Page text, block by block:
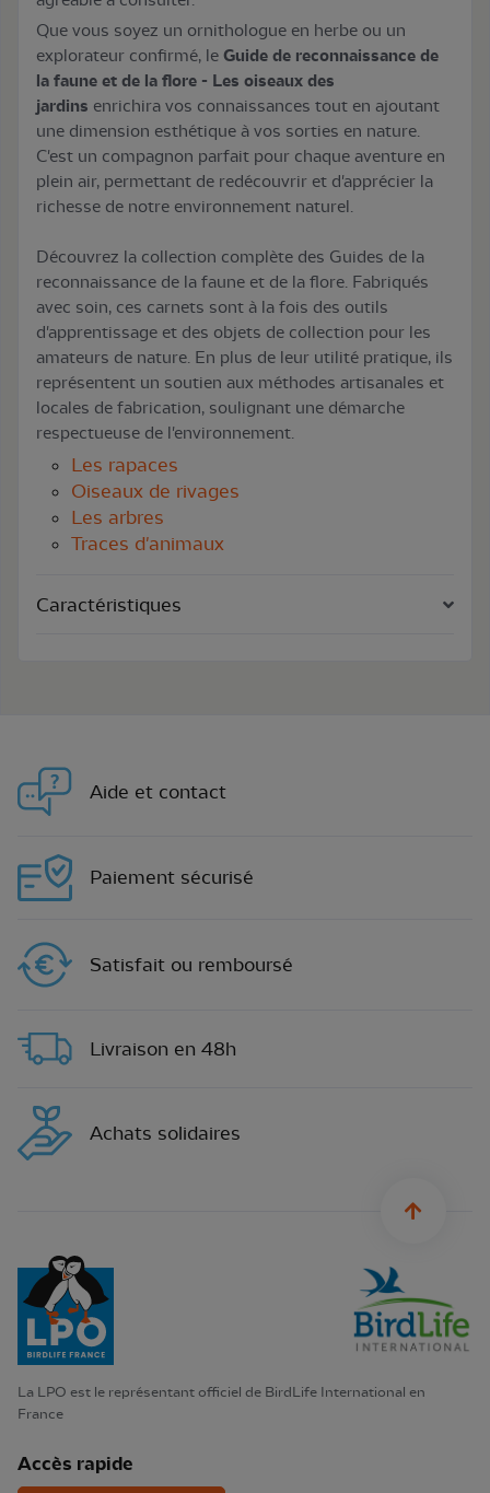
Que vous soyez un ornithologue en herbe ou un
explorateur confirmé, le Guide de reconnaissance de
la faune et de la flore - Les oiseaux des
jardins enrichira vos connaissances tout en ajoutant
une dimension esthétique à vos sorties en nature.
C'est un compagnon parfait pour chaque aventure en
plein air, permettant de redécouvrir et d'apprécier la
richesse de notre environnement naturel.
Découvrez la collection complète des Guides de la
reconnaissance de la faune et de la flore. Fabriqués
avec soin, ces carnets sont à la fois des outils
d'apprentissage et des objets de collection pour les
amateurs de nature. En plus de leur utilité pratique, ils
représentent un soutien aux méthodes artisanales et
locales de fabrication, soulignant une démarche
respectueuse de l'environnement.
Les rapaces
Oiseaux de rivages
Les arbres
Traces d'animaux
Caractéristiques
Aide et contact
Paiement sécurisé
Satisfait ou remboursé
Livraison en 48h
Achats solidaires
La LPO est le représentant officiel de BirdLife International en
France
Accès rapide